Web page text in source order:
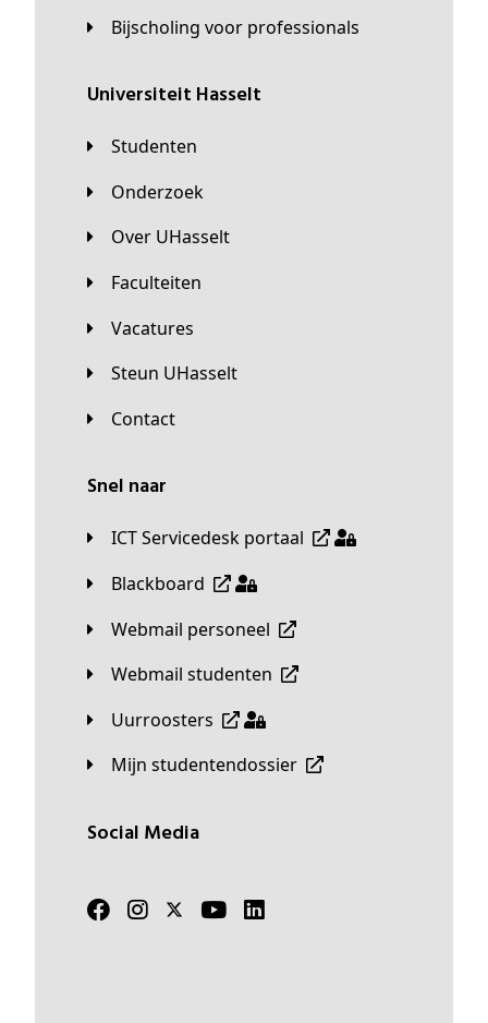
Bijscholing voor professionals
universiteit Hasselt
Studenten
Onderzoek
Over UHasselt
Faculteiten
Vacatures
Steun UHasselt
Contact
Snel naar
ICT Servicedesk portaal
Blackboard
Webmail personeel
Webmail studenten
Uurroosters
Mijn studentendossier
Social Media